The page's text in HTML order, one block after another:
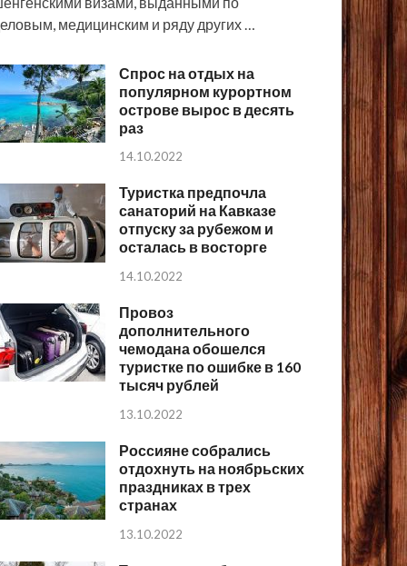
медицинским и ряду других …
Спрос на отдых на
популярном курортном
острове вырос в десять
раз
14.10.2022
Туристка предпочла
санаторий на Кавказе
отпуску за рубежом и
осталась в восторге
14.10.2022
Провоз
дополнительного
чемодана обошелся
туристке по ошибке в 160
тысяч рублей
13.10.2022
Россияне собрались
отдохнуть на ноябрьских
праздниках в трех
странах
13.10.2022